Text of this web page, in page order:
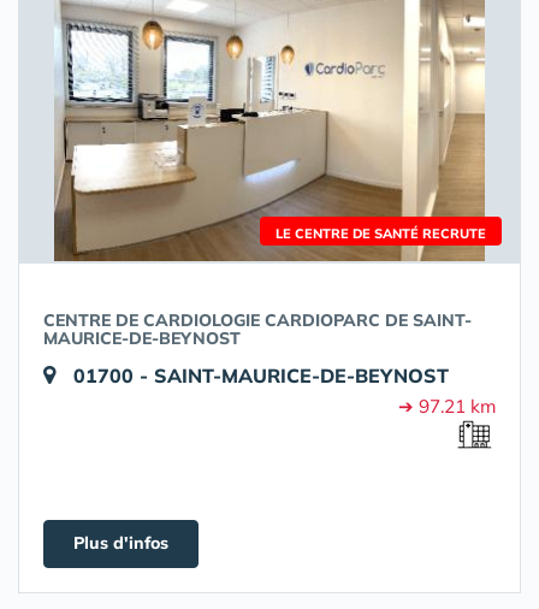
LE CENTRE DE SANTÉ RECRUTE
CENTRE DE CARDIOLOGIE CARDIOPARC DE SAINT-
MAURICE-DE-BEYNOST
01700 - SAINT-MAURICE-DE-BEYNOST
➔ 97.21 km
Plus d'infos